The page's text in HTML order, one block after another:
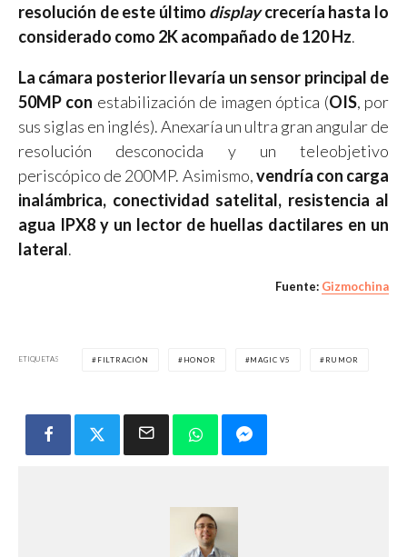
resolución de este último displaycrecería hasta lo
considerado como 2K acompañado de 120 Hz.
La cámara posterior llevaría un sensor principal de
50MP con estabilización de imagen óptica (OIS, por
sus siglas en inglés). Anexaría un ultra gran angular de
resolución desconocida y un teleobjetivo
periscópico de 200MP. Asimismo,vendría con carga
inalámbrica, conectividad satelital, resistencia al
agua IPX8 y un lector de huellas dactilares en un
lateral.
Fuente: Gizmochina
ETIQUETAS FILTRACIÓN HONOR MAGIC V5 RUMOR